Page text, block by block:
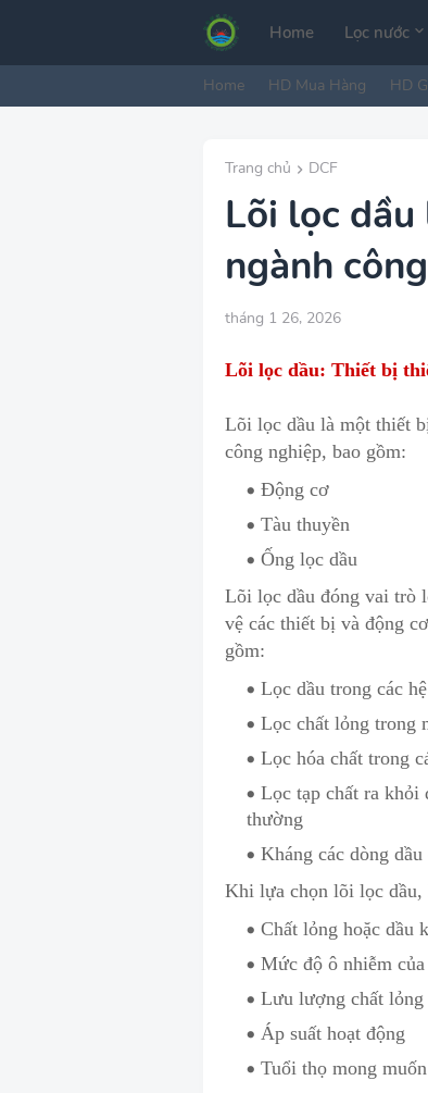
Home Lọc nước
Home HD Mua Hàng HD
Trang chủ DCF
Lõi lọc
ngành
tháng 1 26, 2026
Lõi lọc dầu: Thiết bị
Lõi lọc dầu là một thiết
công nghiệp, bao gồm:
Động cơ
Tàu thuyền
Ống lọc dầu
Lõi lọc dầu đóng vai trò
vệ các thiết bị và động
gồm:
Lọc dầu trong các
Lọc chất lỏng trong
Lọc hóa chất trong
Lọc tạp chất ra khỏi
thường
Kháng các dòng
Khi lựa chọn lõi lọc dầu,
Chất lỏng hoặc dầu
Mức độ ô nhiễm
Lưu lượng chất lỏng
Áp suất hoạt động
Tuổi thọ mong muốn